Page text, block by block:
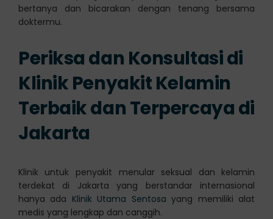
bertanya dan bicarakan dengan tenang bersama
doktermu.
Periksa dan Konsultasi di
Klinik Penyakit Kelamin
Terbaik dan Terpercaya di
Jakarta
Klinik untuk penyakit menular seksual dan kelamin
terdekat di Jakarta yang berstandar internasional
hanya ada Klinik Utama Sentosa yang memiliki alat
medis yang lengkap dan canggih.